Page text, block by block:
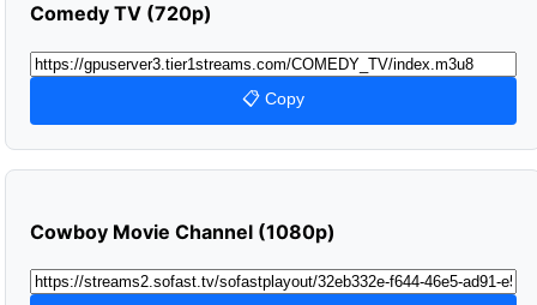
Comedy TV (720p)
📋 Copy
Cowboy Movie Channel (1080p)